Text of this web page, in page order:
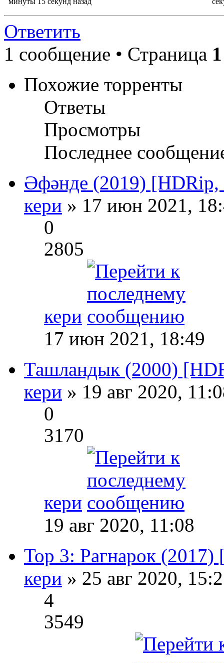
Ответить
1 сообщение • Страница 1
Похожие торренты
Ответы
Просмотры
Последнее
Әфәнде (2019)
кери » 17 июн 2021,
0
2805
кери
17 июн 2021, 18:49
Ташландык (2000)
кери » 19 авг 2020,
0
3170
кери
19 авг 2020, 11:08
Тор 3: Рагнарок
кери » 25 авг 2020,
4
3549